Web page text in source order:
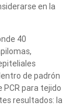
en la
40
de padrón
para tejido
resultados: la